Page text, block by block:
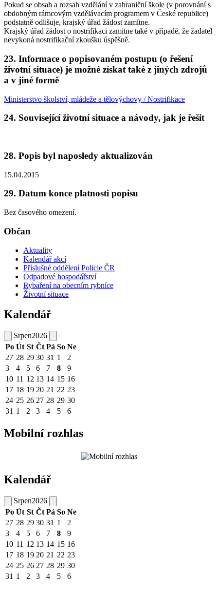
Pokud se obsah a rozsah vzdělání v zahraniční škole (v porovnání s
obdobným rámcovým vzdělávacím programem v České republice)
podstatně odlišuje, krajský úřad žádost zamítne.
Krajský úřad žádost o nostrifikaci zamítne také v případě, že žadatel
nevykoná nostrifikační zkoušku úspěšně.
23. Informace o popisovaném postupu (o řešení
životní situace) je možné získat také z jiných zdrojů
a v jiné formě
Ministerstvo školství, mládeže a tělovýchovy / Nostrifikace
24. Související životní situace a návody, jak je řešit
28. Popis byl naposledy aktualizován
15.04.2015
29. Datum konce platnosti popisu
Bez časového omezení.
Občan
Aktuality
Kalendář akcí
Příslušné oddělení Policie ČR
Odpadové hospodářství
Rybaření na obecním rybníce
Životní situace
Kalendář
Srpen2026
Po Út St Čt Pá So Ne
27 28 29 30 31 1
2
3
4 5 6 7 8
9
10 11 12 13 14 15 16
17 18 19 20 21 22 23
24 25 26 27 28 29 30
31 1 2 3 4 5 6
Mobilní rozhlas
Kalendář
Srpen2026
Po Út St Čt Pá So Ne
27 28 29 30 31 1
2
3
4 5 6 7 8
9
10 11 12 13 14 15 16
17 18 19 20 21 22 23
24 25 26 27 28 29 30
31 1 2 3 4 5 6